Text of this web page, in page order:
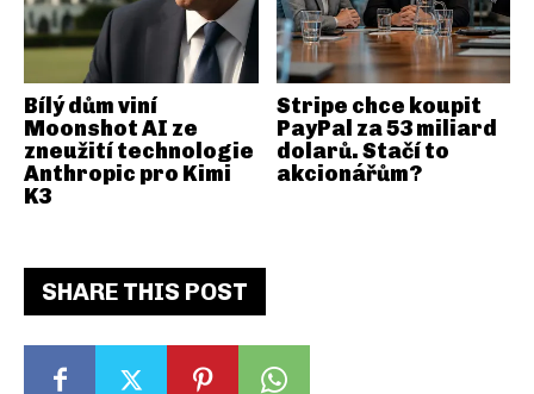
SHARE THIS POST
Bílý dům viní
Moonshot AI ze
zneužití technologie
Anthropic pro Kimi
K3
Stripe chce koupit
PayPal za 53 miliard
dolarů. Stačí to
akcionářům?